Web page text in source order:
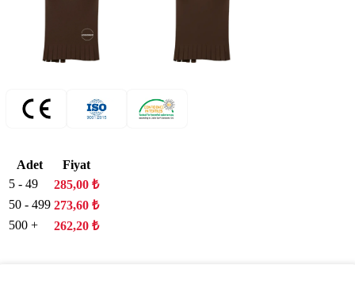
Adet
Fiyat
5 - 49
285,00 ₺
50 - 499 273,60 ₺
500 +
262,20 ₺